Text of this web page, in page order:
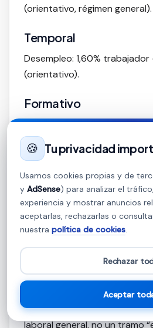
(orientativo, régimen general).
Temporal
Desempleo: 1,60%
(orientativo).
Formativo
Puede contar con
empresariales sujetas a
aportación del trabajador
6,35% global del régimen
particularidades.
Casos especiales
Horas extraordinarias
Las horas extra cotizan (con
especialmente para
El límite de 80 horas anuales
laboral general, no un tramo
🍪 Tu privacidad
Usamos cookies propias y de
y AdSense) para analizar el
experiencia y mostrar anuncios
aceptarlas, rechazarlas o
nuestra política de cookies.
Rechazar
Aceptar